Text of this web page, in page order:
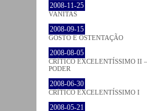
2008-11-25
VANITAS
2008-09-15
GOSTO E OSTENTAÇÃO
2008-08-05
CRÍTICO EXCELENTÍSSIMO II
PODER
2008-06-30
CRÍTICO EXCELENTÍSSIMO I
2008-05-21